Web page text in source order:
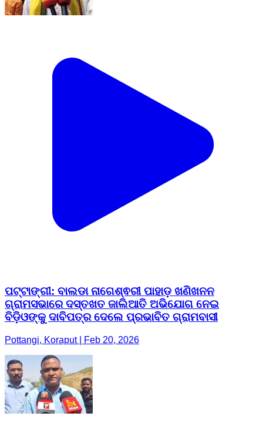
ପଟ୍ଟାଙ୍ଗୀ: ବାଲଡା ନାଗେଶ୍ଵରୀ ପାହାଡ଼ ଖଣିଖନନ
ଗ୍ରାମସଭାରେ ଦସ୍ତଖତ ଜାଲିଆତି ଅଭିଯୋଗ ନେଇ
ବିଡ଼ିଓଙ୍କୁ ଦାବିପତ୍ର ଦେଲେ ପ୍ରଭାବିତ ଗ୍ରାମବାସୀ
Pottangi, Koraput | Feb 20, 2026